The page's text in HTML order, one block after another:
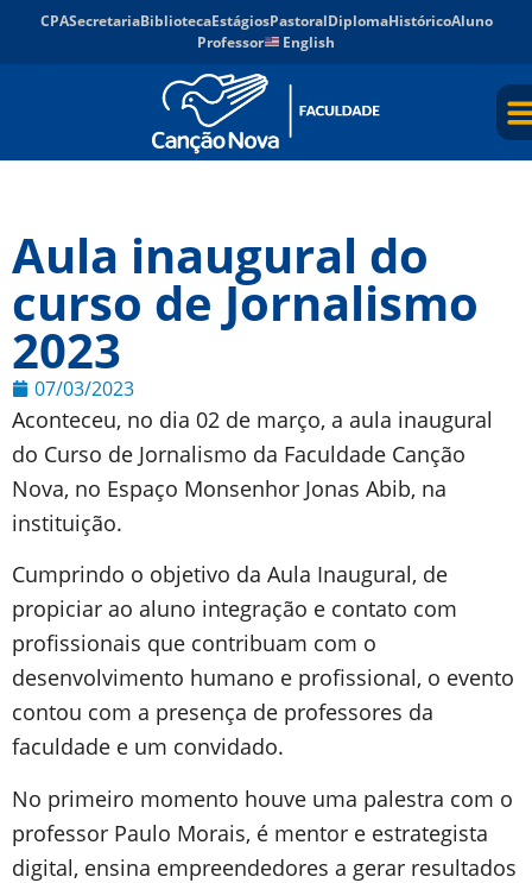
CPASecretariaBibliotecaEstágiosPastoralDiplomaHistóricoAluno
Professor
English
Aula inaugural do
curso de Jornalismo
2023
07/03/2023
Aconteceu, no dia 02 de março, a aula inaugural
do Curso de Jornalismo da Faculdade Canção
Nova, no Espaço Monsenhor Jonas Abib, na
instituição.
Cumprindo o objetivo da Aula Inaugural, de
propiciar ao aluno integração e contato com
profissionais que contribuam com o
desenvolvimento humano e profissional, o evento
contou com a presença de professores da
faculdade e um convidado.
No primeiro momento houve uma palestra com o
professor Paulo Morais, é mentor e estrategista
digital, ensina empreendedores a gerar resultados